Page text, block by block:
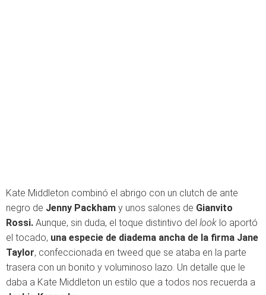
Kate Middleton combinó el abrigo con un clutch de ante
negro de Jenny Packham y unos salones de Gianvito
Rossi. Aunque, sin duda, el toque distintivo del look lo aportó
el tocado, una especie de diadema ancha de la firma Jane
Taylor, confeccionada en tweed que se ataba en la parte
trasera con un bonito y voluminoso lazo. Un detalle que le
daba a Kate Middleton un estilo que a todos nos recuerda a